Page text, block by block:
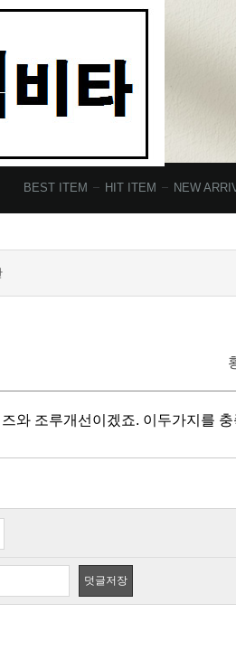
BEST ITEM HIT ITEM NEW
와 조루개선이겠죠. 이두가지를
덧글저장